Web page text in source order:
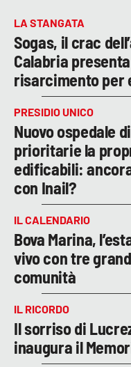
LA STANGATA
Sogas, il crac
Calabria
risarcimento per
PRESIDIO UNICO
Nuovo ospedale
prioritarie la
edificabili:
con Inail?
IL CALENDARIO
Bova Marina,
vivo con tre
comunità
IL RICORDO
Il sorriso di
inaugura il